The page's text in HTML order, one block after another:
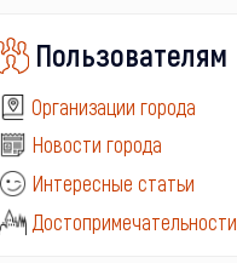
Пользователям
Организации города
Новости города
Интересные статьи
Достопримечательности